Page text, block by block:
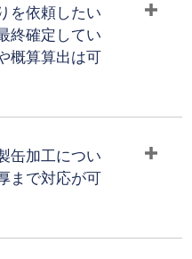
を依頼したい
終確定してい
概算算出は可
缶加工につい
まで対応が可